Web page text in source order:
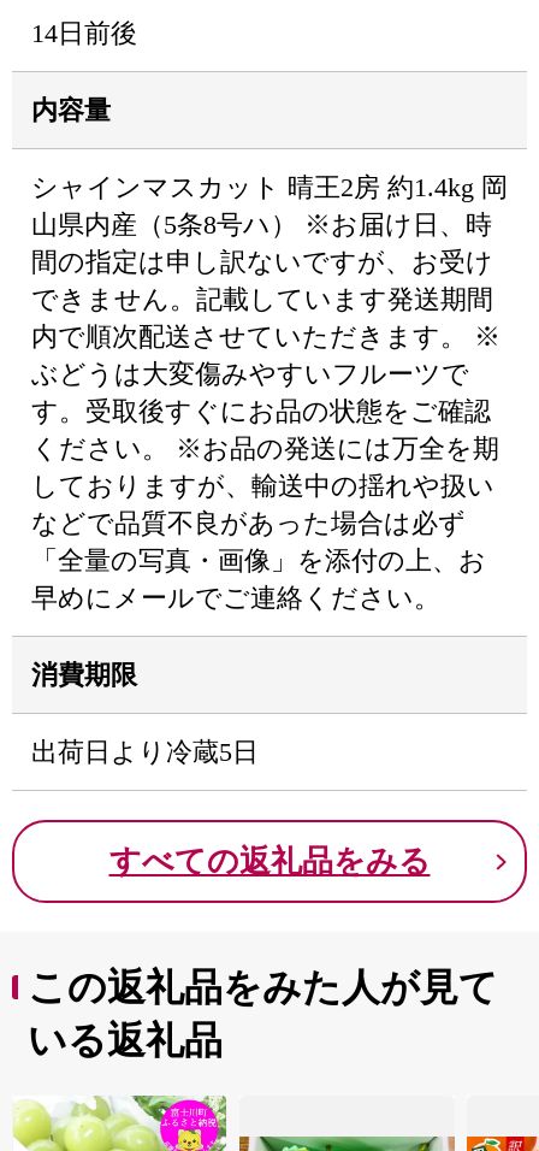
14日前後
内容量
シャインマスカット 晴王2房 約1.4kg 岡
山県内産（5条8号ハ） ※お届け日、時
間の指定は申し訳ないですが、お受け
できません。記載しています発送期間
内で順次配送させていただきます。 ※
ぶどうは大変傷みやすいフルーツで
す。受取後すぐにお品の状態をご確認
ください。 ※お品の発送には万全を期
しておりますが、輸送中の揺れや扱い
などで品質不良があった場合は必ず
「全量の写真・画像」を添付の上、お
早めにメールでご連絡ください。
消費期限
出荷日より冷蔵5日
すべての返礼品をみる
この返礼品をみた人が見て
いる返礼品